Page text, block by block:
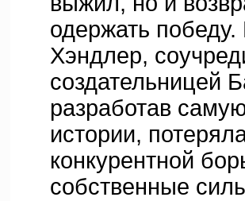
одержать
Хэндлер,
создательницей
разработав
истории,
конкурентной
собственные